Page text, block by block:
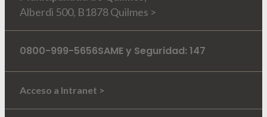
Alberdi 500, B1878 Quilmes >
0800-999-5656SAME y Seguridad: 147
Acceso a Intranet >